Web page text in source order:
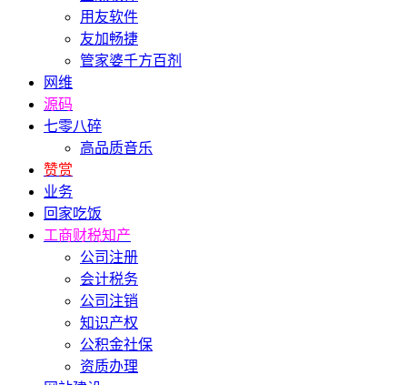
用友软件
友加畅捷
管家婆千方百剂
网维
源码
七零八碎
高品质音乐
赞赏
业务
回家吃饭
工商财税知产
公司注册
会计税务
公司注销
知识产权
公积金社保
资质办理